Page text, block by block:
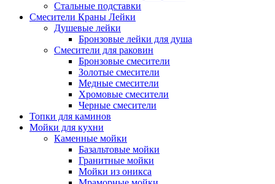
Стальные подставки
Смесители Краны Лейки
Душевые лейки
Бронзовые лейки для душа
Смесители для раковин
Бронзовые смесители
Золотые смесители
Медные смесители
Хромовые смесители
Черные смесители
Топки для каминов
Мойки для кухни
Каменные мойки
Базальтовые мойки
Гранитные мойки
Мойки из оникса